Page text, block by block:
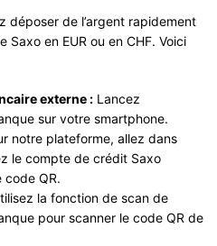
déposer de l’argent rapidement
en EUR ou en CHF. Voici
externe : Lancez
sur votre smartphone.
notre plateforme, allez dans
le compte de crédit Saxo
code QR.
la fonction de scan de
pour scanner le code QR de